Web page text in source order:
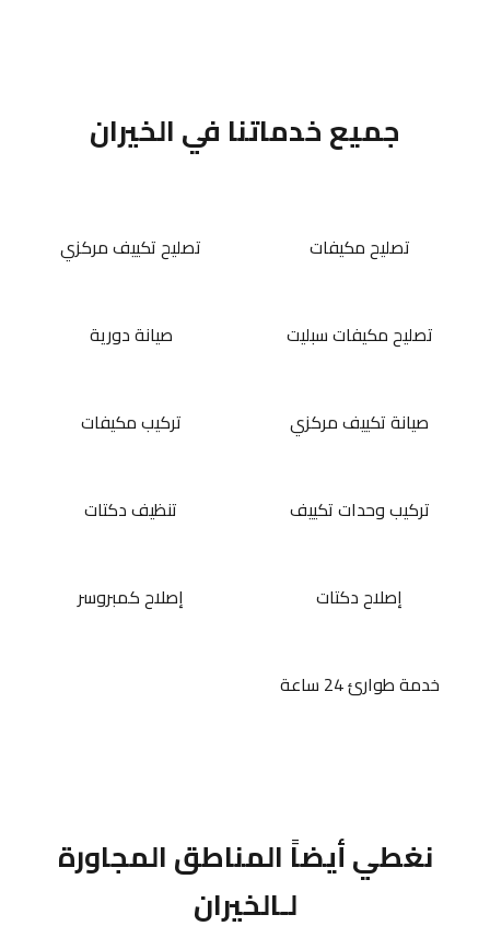
جميع خدماتنا في الخيران
تصليح مكيفات تصليح تكييف مركزي
تصليح مكيفات سبليت صيانة دورية
صيانة تكييف مركزي تركيب مكيفات
تركيب وحدات تكييف تنظيف دكتات
إصلاح دكتات إصلاح كمبروسر
خدمة طوارئ 24 ساعة
نغطي أيضاً المناطق المجاورة
لـالخيران